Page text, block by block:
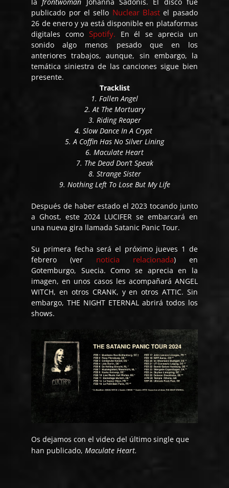
publicado por el sello Nuclear Blast el pasado
26 de enero y ya está disponible en plataformas
digitales como Spotify. En él se aprecia un
sonido algo menos pesado que en los
anteriores trabajos, aunque, sin embargo, la
temática siniestra de las canciones sigue bien
presente.
Tracklist
1. Fallen Angel
2. At The Mortuary
3. Riding Reaper
4. Slow Dance In A Crypt
5. A Coffin Has No Silver Lining
6. Maculate Heart
7. The Dead Don’t Speak
8. Strange Sister
9. Nothing Left To Lose But My Life
Después de haber estado el 2023 tocando junto
a Ghost, este 2024 LUCIFER se embarcará en
una nueva gira llamada Satanic Panic Tour.
Su primera fecha será el próximo jueves 1 de
febrero (ver noticia relacionada) en
Gotemburgo, Suecia. Como se aprecia en la
imagen, en unos casos les acompañará ANGEL
WITCH, en otros CRANK, y en otros ATTIC. Sin
embargo, THE NIGHT ETERNAL abrirá todos los
shows.
Os dejamos con el video del último single que
han publicado,Maculate Heart.